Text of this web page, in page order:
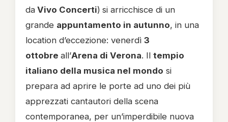
da Vivo Concerti) si arricchisce di un
grande appuntamento in autunno, in una
location d’eccezione: venerdì 3
ottobre all’Arena di Verona. Il tempio
italiano della musica nel mondo si
prepara ad aprire le porte ad uno dei più
apprezzati cantautori della scena
contemporanea, per un’imperdibile nuova